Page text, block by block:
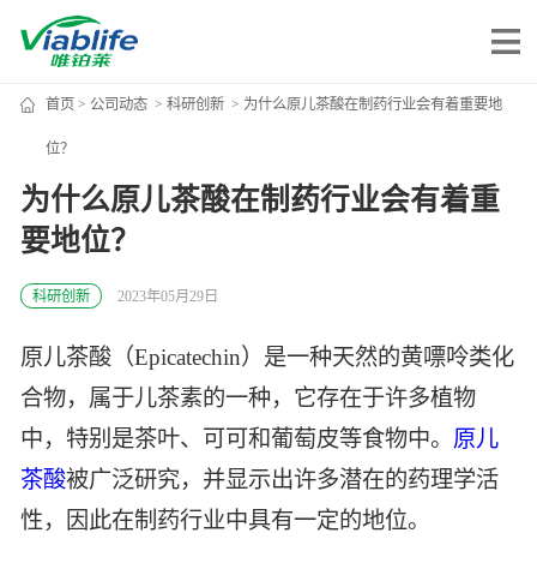
唯铂莱
公司介绍
公司团队
公司动态
加入我们
唯产品
美妆护肤
健康食品
唯创新
首页 > 公司动态> 科研创新> 为什么原儿茶酸在制药行业会有着重要地
位？
为什么原儿茶酸在制药行业会有着重
要地位？
科研创新 2023年05月29日
原儿茶酸（Epicatechin）是一种天然的黄嘌呤类化
合物，属于儿茶素的一种，它存在于许多植物
中，特别是茶叶、可可和葡萄皮等食物中。 原儿
茶酸被广泛研究，并显示出许多潜在的药理学活
性，因此在制药行业中具有一定的地位。